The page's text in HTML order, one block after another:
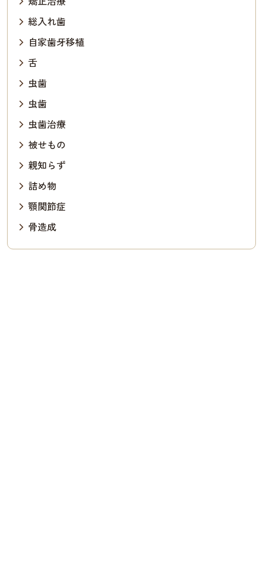
総入れ歯
自家歯牙移植
舌
虫歯
虫歯
虫歯治療
被せもの
親知らず
詰め物
顎関節症
骨造成